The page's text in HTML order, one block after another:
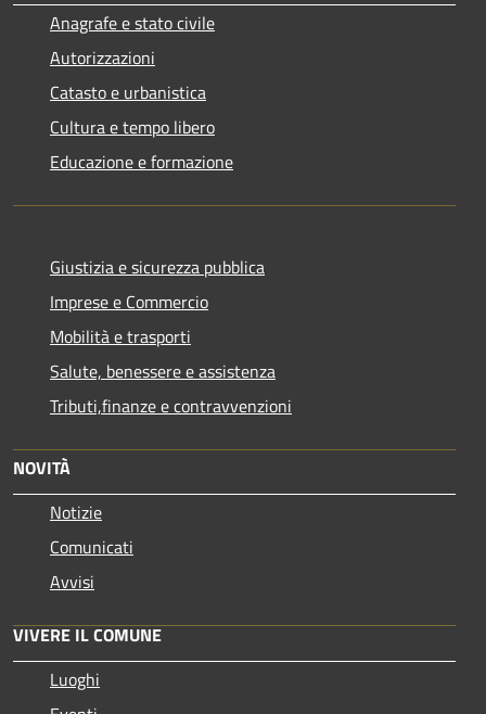
Anagrafe e stato civile
Autorizzazioni
Catasto e urbanistica
Cultura e tempo libero
Educazione e formazione
Giustizia e sicurezza pubblica
Imprese e Commercio
Mobilità e trasporti
Salute, benessere e assistenza
Tributi,finanze e contravvenzioni
NOVITÀ
Notizie
Comunicati
Avvisi
VIVERE IL COMUNE
Luoghi